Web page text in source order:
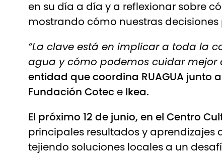
en su día a día y a reflexionar sobre
mostrando cómo nuestras
“La clave está en implicar a toda la
agua y cómo podemos cuidar mejor
entidad que coordina RUAGUA junto a
Fundación Cotec e Ikea.
El próximo 12 de junio, en el Centro
principales resultados y
tejiendo soluciones locales a un